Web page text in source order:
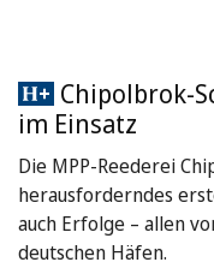
Chipolbrok-
im Einsatz
Die MPP-Reederei
herausforderndes
auch Erfolge – allen
deutschen Häfen.